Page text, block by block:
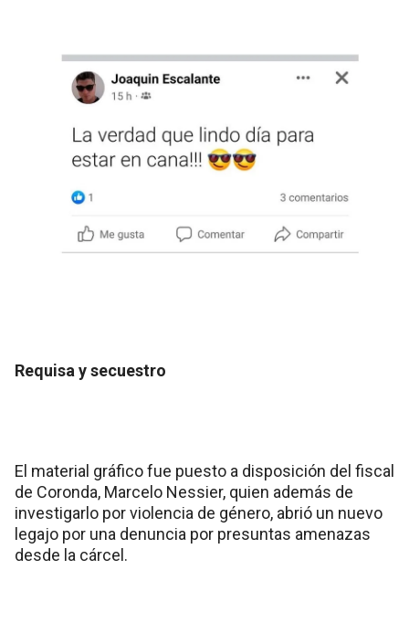
Requisa y secuestro
El material gráfico fue puesto a disposición del fiscal
de Coronda, Marcelo Nessier, quien además de
investigarlo por violencia de género, abrió un nuevo
legajo por una denuncia por presuntas amenazas
desde la cárcel.